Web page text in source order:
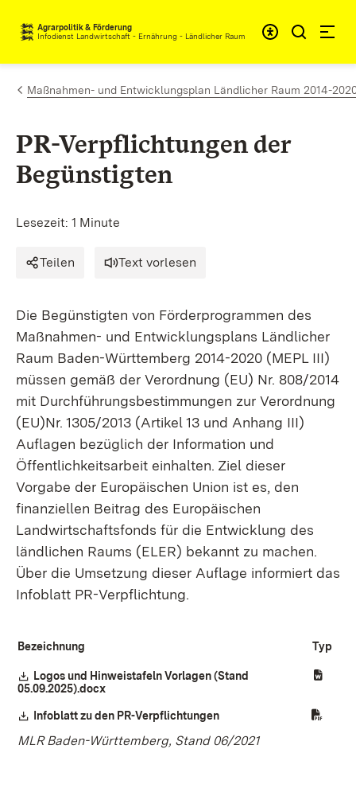
Zum Inhalt springen
Agrarpolitik & Förderung
Infodienst Landwirtschaft - Ernährung - Ländlicher Raum
Maßnahmen- und Entwicklungsplan Ländlicher Raum 2014-
PR-Verpflichtungen der
Begünstigten
Lesezeit: 1 Minute
Teilen Text vorlesen
Die Begünstigten von Förderprogrammen des
Maßnahmen- und Entwicklungsplans Ländlicher
Raum Baden-Württemberg 2014-2020 (MEPL III)
müssen gemäß der Verordnung (EU) Nr. 808/2014
mit Durchführungsbestimmungen zur Verordnung
(EU)Nr. 1305/2013 (Artikel 13 und Anhang III)
Auflagen bezüglich der Information und
Öffentlichkeitsarbeit einhalten. Ziel dieser
Vorgabe der Europäischen Union ist es, den
finanziellen Beitrag des Europäischen
Landwirtschaftsfonds für die Entwicklung des
ländlichen Raums (ELER) bekannt zu machen.
Über die Umsetzung dieser Auflage informiert das
Infoblatt PR-Verpflichtung.
Bezeichnung Typ
Download:
Logos und Hinweistafeln Vorlagen (Stand
05.09.2025).docx
Download:
Infoblatt zu den PR-Verpflichtungen(Öffnet in neuem Fenster)
MLR Baden-Württemberg, Stand 06/2021